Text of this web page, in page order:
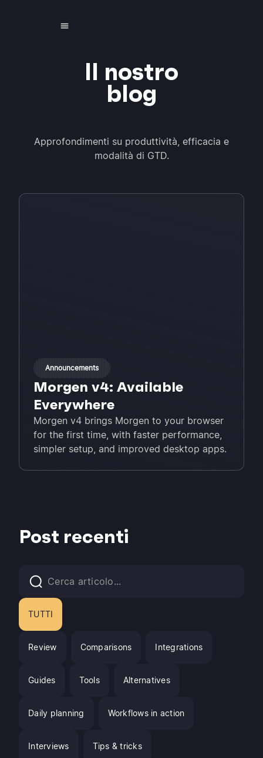
Il nostro
blog
Approfondimenti su produttività, efficacia e
modalità di GTD.
Announcements
Morgen v4: Available
Everywhere
Morgen v4 brings Morgen to your browser
for the first time, with faster performance,
simpler setup, and improved desktop apps.
Post recenti
TUTTI
Review Comparisons Integrations
Guides Tools Alternatives
Daily planning Workflows in action
Interviews Tips & tricks